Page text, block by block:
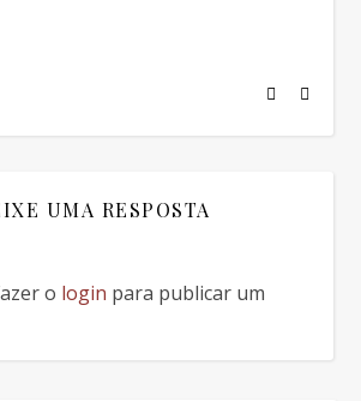
UMA RESPOSTA
o login para publicar um